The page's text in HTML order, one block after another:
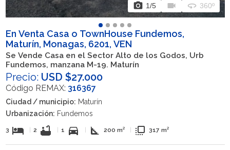
photo_camera 1/5 videocam 360 360º
En Venta Casa o TownHouse Fundemos,
Maturín, Monagas, 6201, VEN
Se Vende Casa en el Sector Alto de los Godos, Urb
Fundemos, manzana M-19. Maturín
Precio: USD $27.000
Código REMAX: 316367
Ciudad / municipio: Maturín
Urbanización: Fundemos
3 hotel 2 bathtub 1 directions_car square_foot 200 m² flip_to_front 317 m²